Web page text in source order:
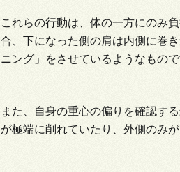
これらの行動は、体の一方にのみ
合、下になった側の肩は内側に巻
ニング」をさせているようなもので
また、自身の重心の偏りを確認す
が極端に削れていたり、外側のみ